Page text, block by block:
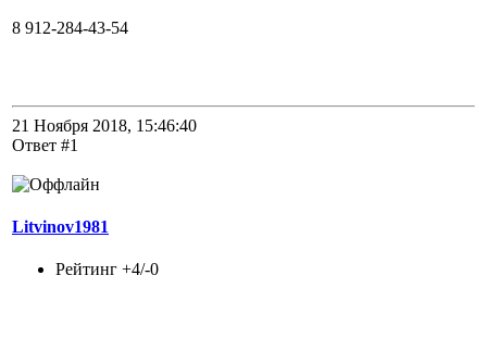
8 912-284-43-54
21 Ноября 2018, 15:46:40
Ответ #1
Litvinov1981
Рейтинг +4/-0